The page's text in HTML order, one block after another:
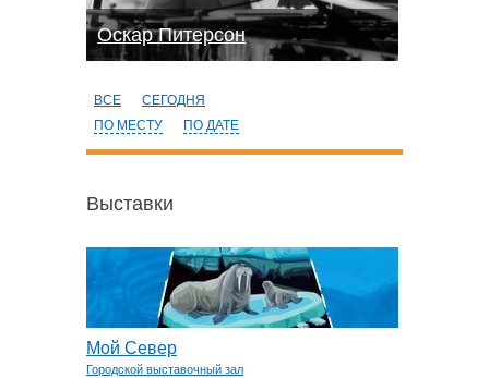
Оскар Питерсон
ВСЕ
СЕГОДНЯ
ПО МЕСТУ
ПО ДАТЕ
Выставки
Мой Север
Городской выставочный зал